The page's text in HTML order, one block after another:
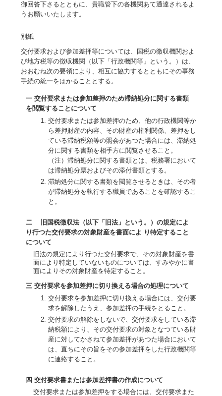
御回答下さるとともに、貴職管下の各機関あて通達されるよ
うお願いいたします。
別紙
交付要求および参加差押等については、国税の徴収機関およ
び地方税等の徴収機関（以下「行政機関等」という。）は、
おおむね次の要領により、相互に協力するとともにその事務
手続の統一をはかることとする。
一 交付要求または参加差押のため滞納処分に関する書類
を閲覧することについて
交付要求または参加差押のため、他の行政機関等か
ら差押財産の内容、その財産の権利関係、差押をし
ている滞納税額等の照会があつた場合には、滞納処
分に関する書類を相手方に閲覧させること。
（注）滞納処分に関する書類とは、税務署において
は滞納処分票およびその添付書類とする。
滞納処分に関する書類を閲覧させるときは、その者
が滞納処分を執行する職員であることを確認するこ
と。
二 旧国税徴収法（以下「旧法」という。）の規定によ
り行つた交付要求の対象財産を書面によ り特定すること
について
旧法の規定により行つた交付要求で、その対象財産を書
面により特定していないものについては、すみやかに書
面によりその対象財産を特定すること。
三 交付要求を参加差押に切り換える場合の処理について
交付要求を参加差押に切り換える場合には、交付要
求を解除したうえ、参加差押の手続をとること。
交付要求の解除をしないで、交付要求をしている滞
納税額により、その交付要求の対象となつている財
産に対してかさねて参加差押があつた場合において
は、直ちにその旨をその参加差押をした行政機関等
に連絡すること。
四 交付要求書または参加差押書の作成について
交付要求または参加差押をする場合には、交付要求また